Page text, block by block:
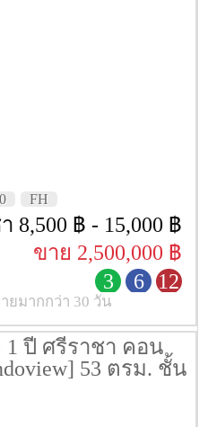
FH
8,500 ฿ - 15,000 ฿
ขาย 2,500,000 ฿
3
6 12
ยมากกว่า 30 วัน
1 ปี ศรีราชา คอน
53 ตรม. ชั้น